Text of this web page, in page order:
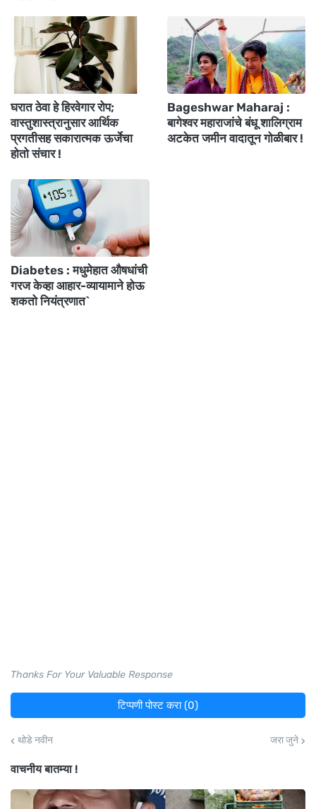
घरात ठेवा हे हिरवेगार रोप;
वास्तुशास्त्रानुसार आर्थिक
प्रगतीसह सकारात्मक ऊर्जेचा
होतो संचार !
Bageshwar Maharaj :
बागेश्वर महाराजांचे बंधू शालिग्राम
अटकेत जमीन वादातून गोळीबार !
Diabetes : मधुमेहात औषधांची
गरज केव्हा आहार-व्यायामाने होऊ
शकतो नियंत्रणात`
Thanks For Your Valuable Response
टिप्पणी पोस्ट करा (0)
थोडे नवीन जरा जुने
वाचनीय बातम्या !